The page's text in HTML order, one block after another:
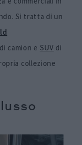
Si tratta di un
camion e SUV di
collezione